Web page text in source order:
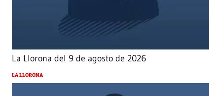
La Llorona del 9 de agosto de 2026
LA LLORONA